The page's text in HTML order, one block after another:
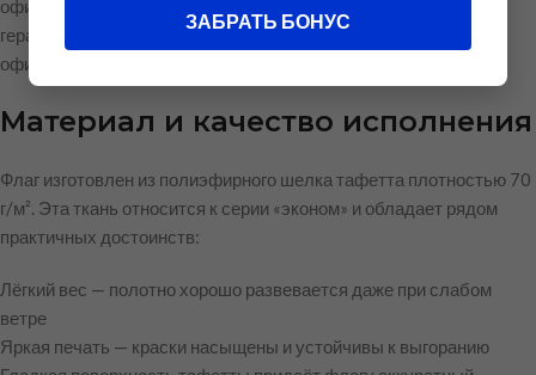
официальных церемоний. Флаг точно воспроизводит
геральдические цвета и символику округа в соответствии с
официальным описанием.
Материал и качество исполнения
Флаг изготовлен из полиэфирного шелка тафетта плотностью 70
г/м². Эта ткань относится к серии «эконом» и обладает рядом
практичных достоинств:
Лёгкий вес — полотно хорошо развевается даже при слабом
ветре
Яркая печать — краски насыщены и устойчивы к выгоранию
ЗАБРАТЬ БОНУС